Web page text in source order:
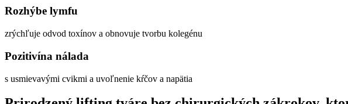
Rozhýbe lymfu
zrýchľuje odvod toxínov a obnovuje tvorbu kolegénu
Pozitivína nálada
s usmievavými cvikmi a uvoľnenie kŕčov a napätia